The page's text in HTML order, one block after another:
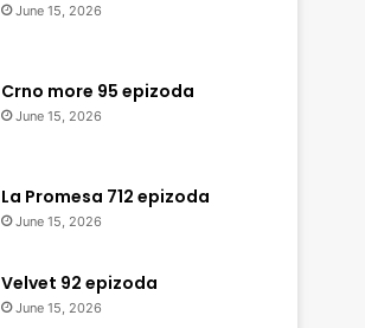
June 15, 2026
Crno more 95 epizoda
June 15, 2026
La Promesa 712 epizoda
June 15, 2026
Velvet 92 epizoda
June 15, 2026